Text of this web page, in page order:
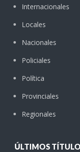
Internacionales
Locales
Nacionales
Policiales
Política
Provinciales
Regionales
ÚLTIMOS